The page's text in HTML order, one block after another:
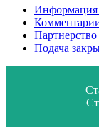
Информация
Партнерство
Подача